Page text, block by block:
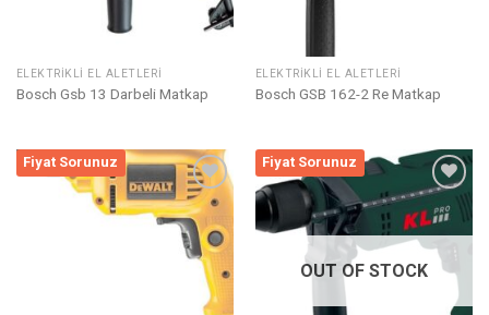
ELEKTRIKLI EL ALETLERI
Bosch Gsb 13 Darbeli Matkap
ELEKTRIKLI EL ALETLERI
Bosch GSB 162-2 Re Matkap
Fiyat Sorunuz
Listeme
Ekle
Fiyat Sorunuz
Listeme
Ekle
OUT OF STOCK